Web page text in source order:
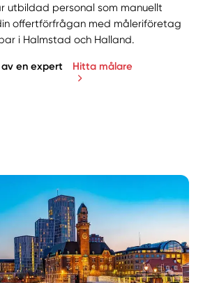
Få hjälp
tillvägagångssätt
utbildad personal som manuellt
offertförfrågan med måleriföretag
i Halmstad och Halland.
av en expert Hitta målare